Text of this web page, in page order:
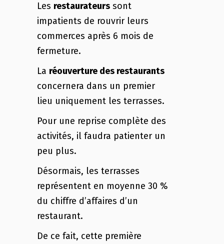
Les restaurateurs sont
impatients de rouvrir leurs
commerces après 6 mois de
fermeture.
La réouverture des restaurants
concernera dans un premier
lieu uniquement les terrasses.
Pour une reprise complète des
activités, il faudra patienter un
peu plus.
Désormais, les terrasses
représentent en moyenne 30 %
du chiffre d’affaires d’un
restaurant.
De ce fait, cette première